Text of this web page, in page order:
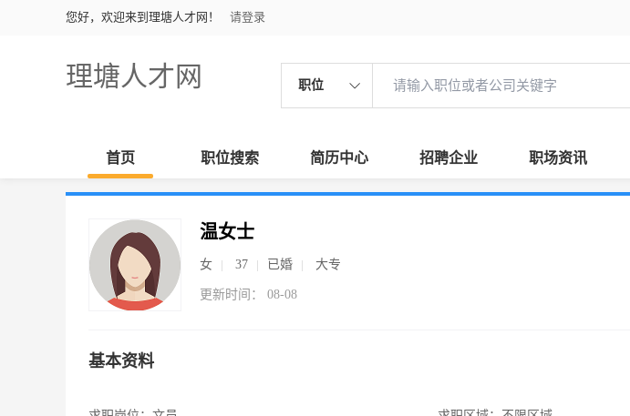
您好，欢迎来到理塘人才网！ 请登录
理塘人才网 职位
首页 职位搜索 简历中心 招聘企业 职场资讯
温女士
女 37 已婚 大专
更新时间： 08-08
基本资料